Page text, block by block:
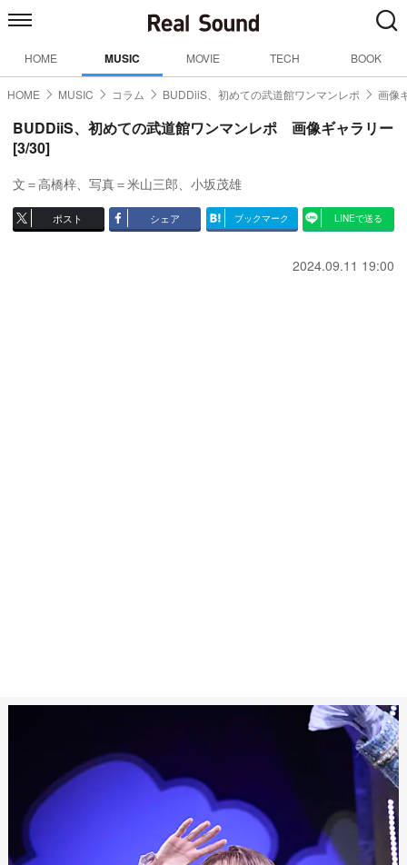
HOME MUSIC MOVIE TECH BOOK
HOME MUSIC コラム BUDDiiS、初めての武道館ワンマンレポ 画像
BUDDiiS、初めての武道館ワンマンレポ 画像ギャラリー
[3/30]
文＝高橋梓、写真＝米山三郎、小坂茂雄
ポスト シェア ブックマーク LINEで送る
2024.09.11 19:00